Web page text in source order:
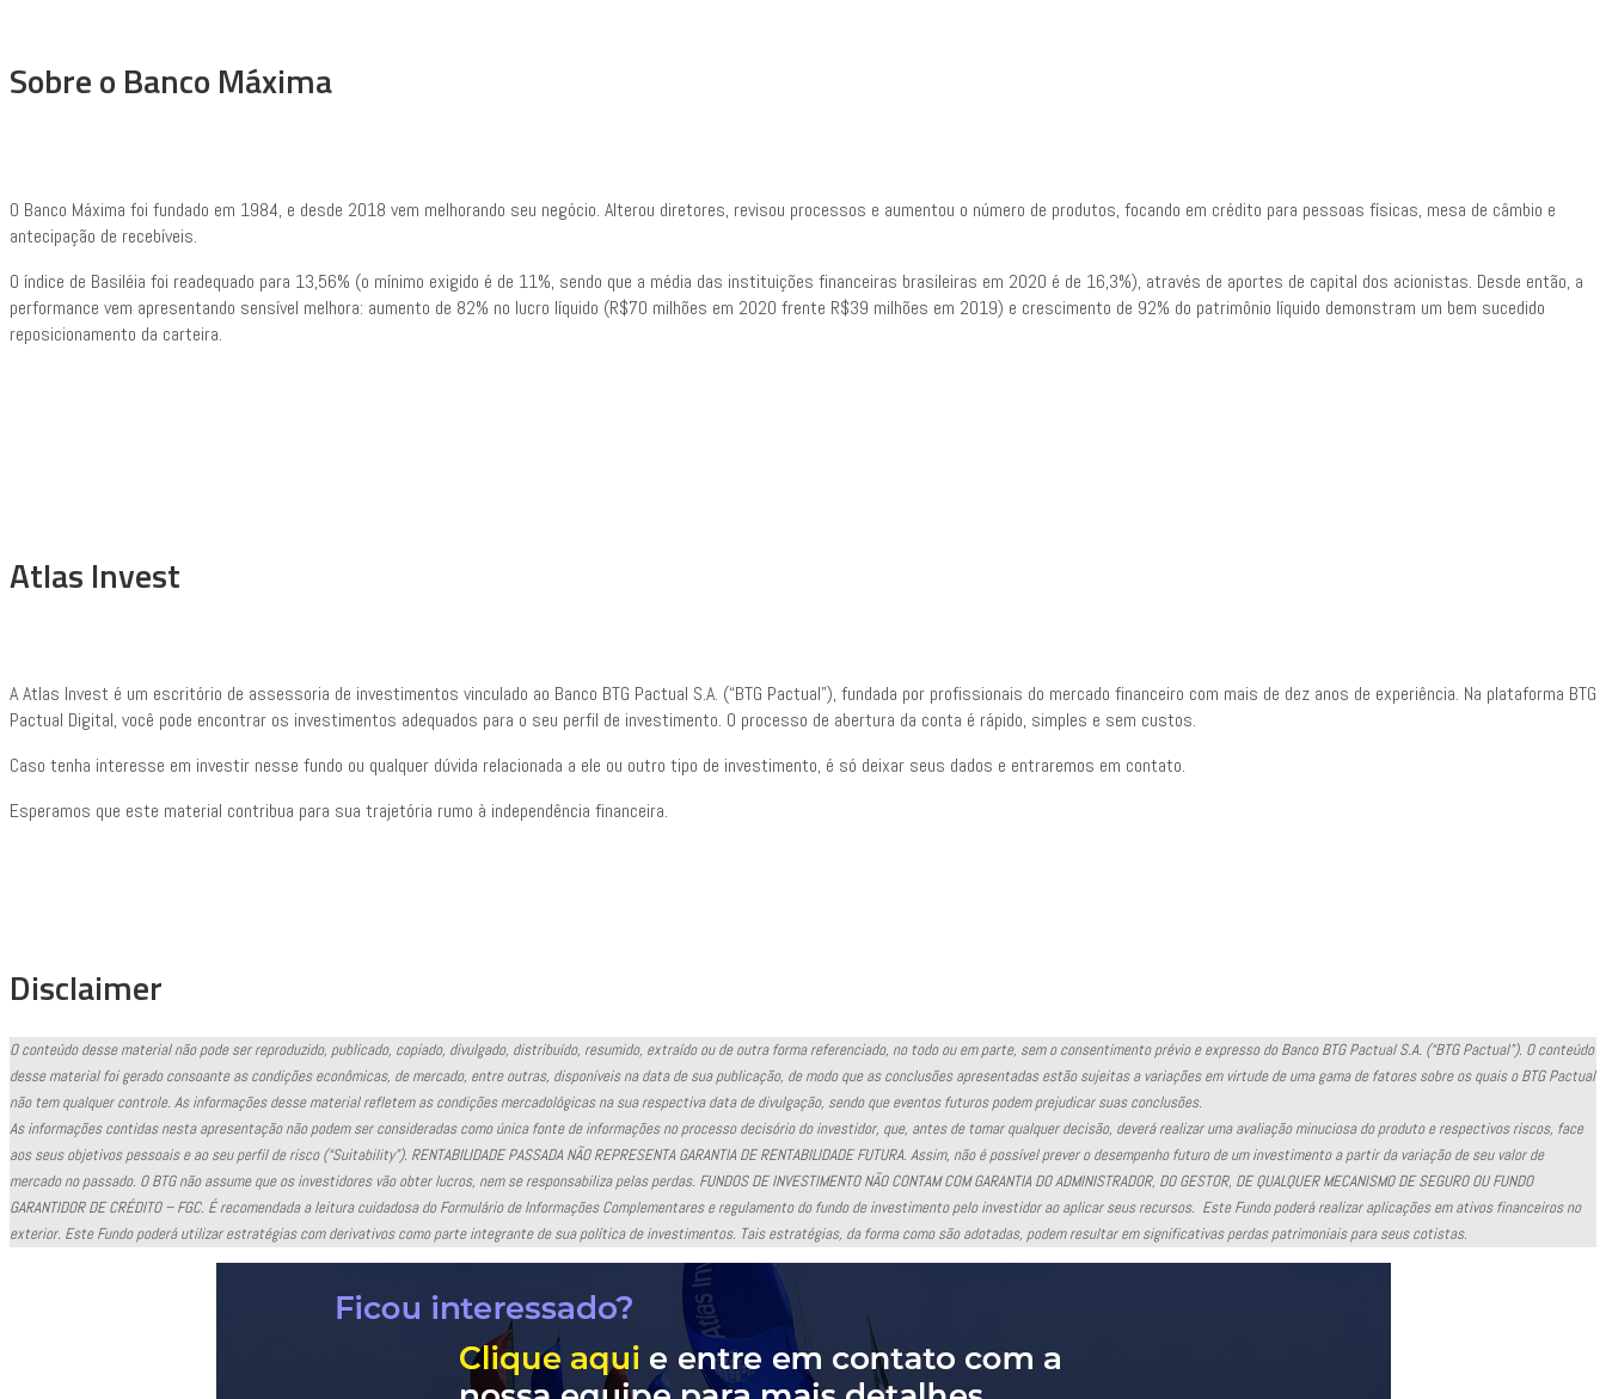
Sobre o Banco Máxima
O Banco Máxima foi fundado em 1984, e desde 2018 vem melhorando seu negócio. Alterou diretores, revisou processos e aumentou o número de produtos, focando em crédito para pessoas físicas, mesa de câmbio e
antecipação de recebíveis.
O índice de Basiléia foi readequado para 13,56% (o mínimo exigido é de 11%, sendo que a média das instituições financeiras brasileiras em 2020 é de 16,3%), através de aportes de capital dos acionistas. Desde então, a
performance vem apresentando sensível melhora: aumento de 82% no lucro líquido (R$70 milhões em 2020 frente R$39 milhões em 2019) e crescimento de 92% do patrimônio líquido demonstram um bem sucedido
reposicionamento da carteira.
Atlas Invest
A Atlas Invest é um escritório de assessoria de investimentos vinculado ao Banco BTG Pactual S.A. (“BTG Pactual”), fundada por profissionais do mercado financeiro com mais de dez anos de experiência. Na plataforma BTG
Pactual Digital, você pode encontrar os investimentos adequados para o seu perfil de investimento. O processo de abertura da conta é rápido, simples e sem custos.
Caso tenha interesse em investir nesse fundo ou qualquer dúvida relacionada a ele ou outro tipo de investimento, é só deixar seus dados e entraremos em contato.
Esperamos que este material contribua para sua trajetória rumo à independência financeira.
Disclaimer
O conteúdo desse material não pode ser reproduzido, publicado, copiado, divulgado, distribuído, resumido, extraído ou de outra forma referenciado, no todo ou em parte, sem o consentimento prévio e expresso do Banco BTG Pactual S.A. (“BTG Pactual”). O conteúdo
desse material foi gerado consoante as condições econômicas, de mercado, entre outras, disponíveis na data de sua publicação, de modo que as conclusões apresentadas estão sujeitas a variações em virtude de uma gama de fatores sobre os quais o BTG Pactual
não tem qualquer controle. As informações desse material refletem as condições mercadológicas na sua respectiva data de divulgação, sendo que eventos futuros podem prejudicar suas conclusões.
As informações contidas nesta apresentação não podem ser consideradas como única fonte de informações no processo decisório do investidor, que, antes de tomar qualquer decisão, deverá realizar uma avaliação minuciosa do produto e respectivos riscos, face
aos seus objetivos pessoais e ao seu perfil de risco (“Suitability”). RENTABILIDADE PASSADA NÃO REPRESENTA GARANTIA DE RENTABILIDADE FUTURA. Assim, não é possível prever o desempenho futuro de um investimento a partir da variação de seu valor de
mercado no passado. O BTG não assume que os investidores vão obter lucros, nem se responsabiliza pelas perdas. FUNDOS DE INVESTIMENTO NÃO CONTAM COM GARANTIA DO ADMINISTRADOR, DO GESTOR, DE QUALQUER MECANISMO DE SEGURO OU FUNDO
GARANTIDOR DE CRÉDITO – FGC. É recomendada a leitura cuidadosa do Formulário de Informações Complementares e regulamento do fundo de investimento pelo investidor ao aplicar seus recursos. Este Fundo poderá realizar aplicações em ativos financeiros no
exterior. Este Fundo poderá utilizar estratégias com derivativos como parte integrante de sua política de investimentos. Tais estratégias, da forma como são adotadas, podem resultar em significativas perdas patrimoniais para seus cotistas.